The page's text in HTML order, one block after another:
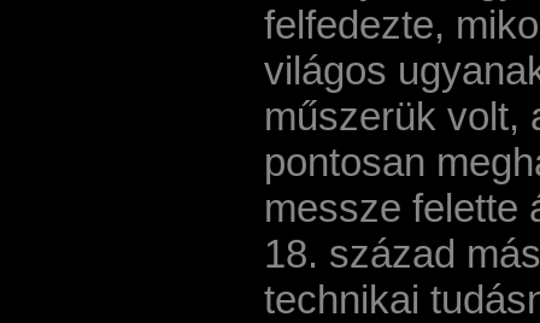
felfedezte,
világos
műszerük volt,
pontosan
messze felette
18. század
technikai